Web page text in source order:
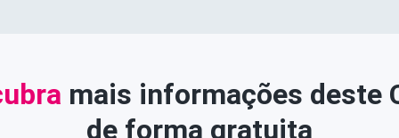
mais informações deste
de forma gratuita